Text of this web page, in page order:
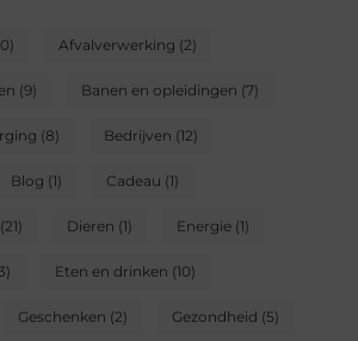
Afvalverwerking (2)
(9) Banen en opleidingen (7)
(8) Bedrijven (12)
Blog (1) Cadeau (1)
(21) Dieren (1) Energie (1)
Eten en drinken (10)
Geschenken (2) Gezondheid (5)